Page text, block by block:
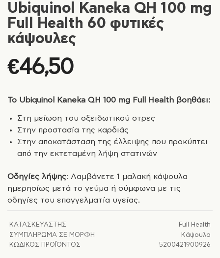
Ubiquinol Kaneka QH 100 mg
Full Health 60 φυτικές
κάψουλες
€46,50
Το Ubiquinol Kaneka QH 100 mg Full Health βοηθάει:
Στη μείωση του οξειδωτικού στρες
Στην προστασία της καρδιάς
Στην αποκατάσταση της έλλειψης που προκύπτει
από την εκτεταμένη λήψη στατινών
Οδηγίες λήψης: Λαμβάνετε 1 μαλακή κάψουλα
ημερησίως μετά το γεύμα ή σύμφωνα με τις
οδηγίες του επαγγελματία υγείας.
ΚΑΤΑΣΚΕΥΑΣΤΉΣ
Full Health
ΣΥΜΠΛΉΡΩΜΑ ΣΕ ΜΟΡΦΉ
Κάψουλα
ΚΩΔΙΚΌΣ ΠΡΟΪΌΝΤΟΣ
5200421900926